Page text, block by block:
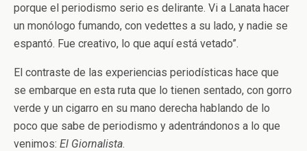
porque el periodismo serio es delirante. Vi a Lanata hacer
un monólogo fumando, con vedettes a su lado, y nadie se
espantó. Fue creativo, lo que aquí está vetado”.
El contraste de las experiencias periodísticas hace que
se embarque en esta ruta que lo tienen sentado, con gorro
verde y un cigarro en su mano derecha hablando de lo
poco que sabe de periodismo y adentrándonos a lo que
venimos: El Giornalista.